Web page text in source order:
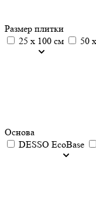
Размер плитки
25 х 100 см
50
Основа
DESSO EcoBase